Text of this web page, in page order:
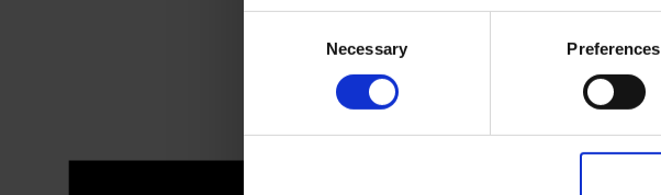
Necessary Preferences